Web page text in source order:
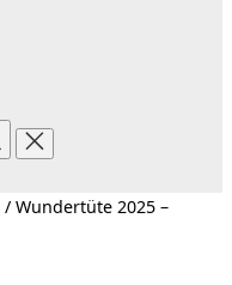
/ Wundertüte 2025 –